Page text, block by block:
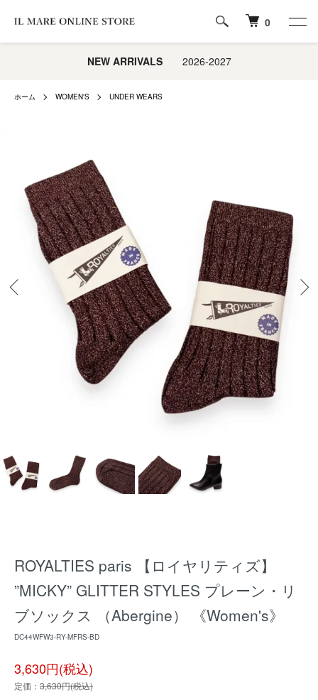
0
NEW ARRIVALS2026-2027
ホーム WOMEN'S UNDER WEARS
ROYALTIES paris 【ロイヤリティズ】
”MICKY” GLITTER STYLES プレーン・リ
ブソックス （Abergine） 《Women's》
DC44WFW3-RY-MFRS-BD
3,630円(税込)
定価： 3,630円(税込)